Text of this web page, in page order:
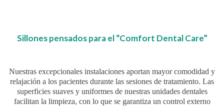
Sillones pensados para el “Comfort Dental Care”
Nuestras excepcionales instalaciones aportan mayor comodidad y
relajación a los pacientes durante las sesiones de tratamiento. Las
superficies suaves y uniformes de nuestras unidades dentales
facilitan la limpieza, con lo que se garantiza un control externo